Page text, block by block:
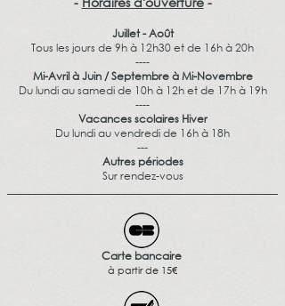
Juillet - Août
Tous les jours de 9h à 12h30 et de 16h à 20h
----
Mi-Avril à Juin / Septembre à Mi-Novembre
Du lundi au samedi de 10h à 12h et de 17h à 19h
----
Vacances scolaires Hiver
Du lundi au vendredi de 16h à 18h
---
Autres périodes
Sur rendez-vous
Carte bancaire
à partir de 15€